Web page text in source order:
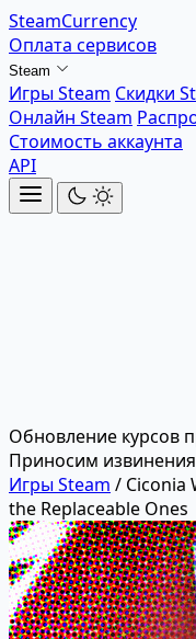
SteamCurrency
Оплата сервисов
Steam
Игры Steam Скидки
Онлайн Steam
Стоимость аккаунта
API
Обновление курсов
Приносим извинения
Игры Steam / Ciconia
the Replaceable Ones